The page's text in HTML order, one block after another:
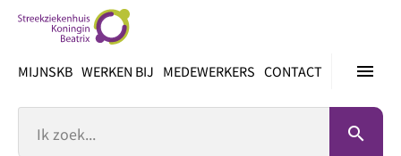
inhoud
menu
MIJNSKB WERKEN BIJ MEDEWERKERS CONTACT
search